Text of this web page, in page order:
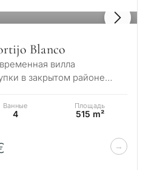
Blanco
вилла
в закрытом районе
Ванные
4
Площадь
515 m²